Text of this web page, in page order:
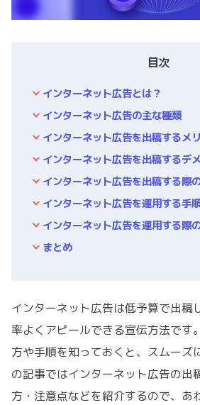
目次
インターネット広告とは？
インターネット広告の主な種類
インターネット広告を出稿するメ
インターネット広告を出稿するデ
インターネット広告を出稿する際
インターネット広告を運用する手
インターネット広告を運用する際
まとめ
インターネット広告は低予算で出稿
率よくアピールできる宣伝方法です
方や手順を知っておくと、スムーズ
の記事ではインターネット広告の出
方・注意点などを紹介するので、あ